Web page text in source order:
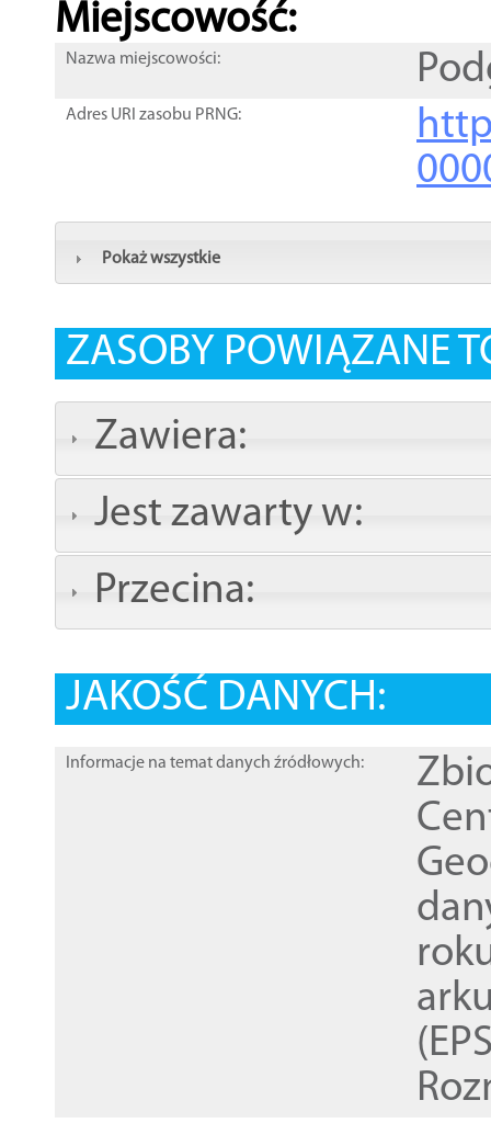
Miejscowość:
Nazwa miejscowości:
Adres URI zasobu PRNG:
Pokaż wszystkie
ZASOBY POWIĄZANE
Zawiera:
Jest zawarty w:
Przecina:
JAKOŚĆ DANYCH:
Informacje na temat danych źródłowych: